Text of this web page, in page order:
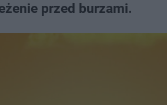
przed burzami.